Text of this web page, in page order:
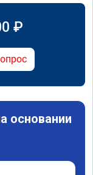
₽
основании